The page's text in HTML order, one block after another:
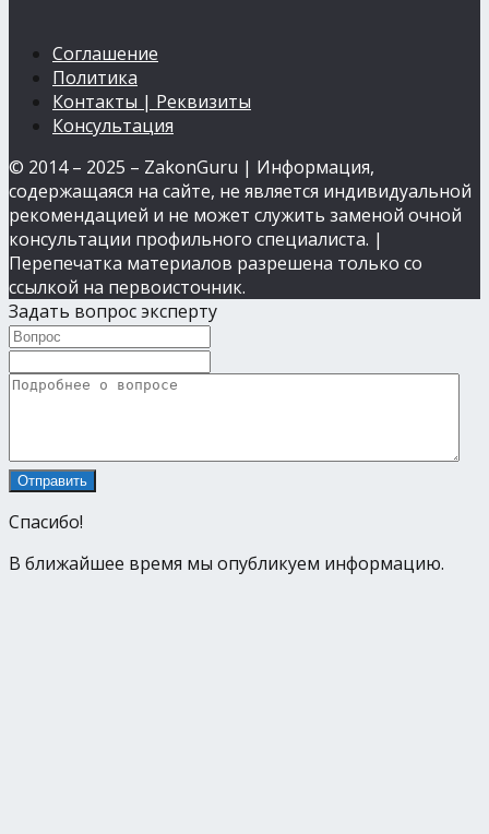
Соглашение
Политика
Контакты | Реквизиты
Консультация
© 2014 – 2025 – ZakonGuru | Информация,
содержащаяся на сайте, не является индивидуальной
рекомендацией и не может служить заменой очной
консультации профильного специалиста. |
Перепечатка материалов разрешена только со
ссылкой на первоисточник.
Задать вопрос эксперту
Спасибо!
В ближайшее время мы опубликуем информацию.